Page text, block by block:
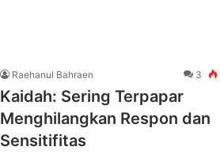
Raehanul Bahraen 3
Kaidah: Sering Terpapar
Menghilangkan Respon dan
Sensitifitas